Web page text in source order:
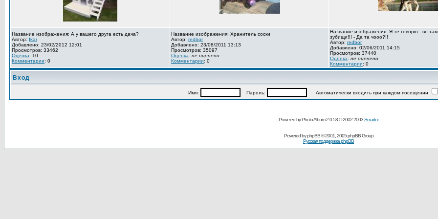
Название изображения: А у вашего друга есть дача?
Автор: Ikar
Добавлено: 23/02/2012 12:01
Просмотров: 33462
Оценка: 10
Комментарии: 0
Название изображения: Хранитель соски
Автор: redbor
Добавлено: 23/08/2011 13:13
Просмотров: 35097
Оценка: не оценено
Комментарии: 0
Название изображения: Я те говорю - во
зубищи!!! - Да та чооо?!!
Автор: redbor
Добавлено: 02/06/2011 14:15
Просмотров: 37440
Оценка: не оценено
Комментарии: 0
Вход
Имя: Пароль: Автоматически входить при каждом посещении
Powered by Photo Album 2.0.53 © 2002-2003Smartor
Powered byphpBB© 2001, 2005 phpBB Group
Русская поддержка phpBB